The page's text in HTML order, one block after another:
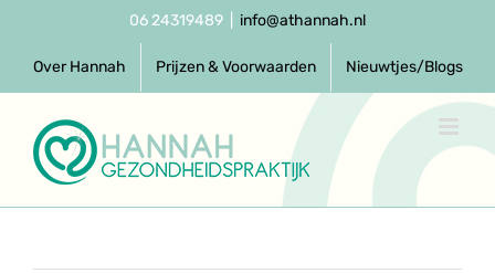
06 24319489 info@athannah.nl
Over Hannah Prijzen & Voorwaarden Nieuwtjes/Blogs